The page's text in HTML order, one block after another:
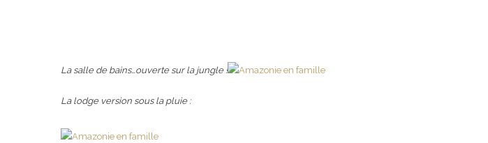
La salle de bains…ouverte sur la jungle !
La lodge version sous la pluie :